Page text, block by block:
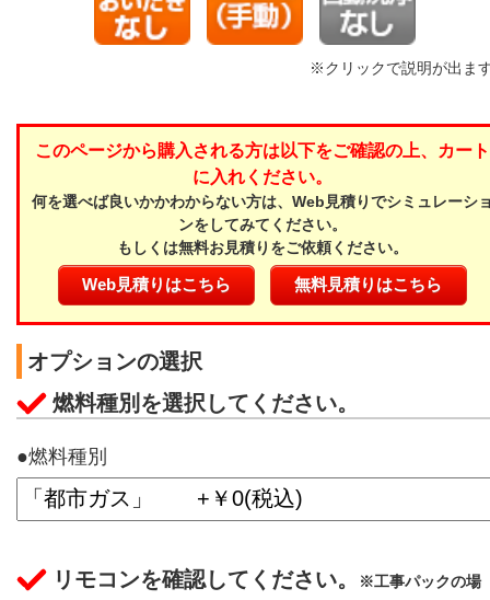
※クリックで説明が出ま
このページから購入される方は以下をご確認の上、カート
に入れください。
何を選べば良いかかわからない方は、Web見積りでシミュレーシ
ンをしてみてください。
もしくは無料お見積りをご依頼ください。
Web見積りはこちら 無料見積りはこちら
オプションの選択
燃料種別を選択してください。
●燃料種別
リモコンを確認してください。
※工事パックの場